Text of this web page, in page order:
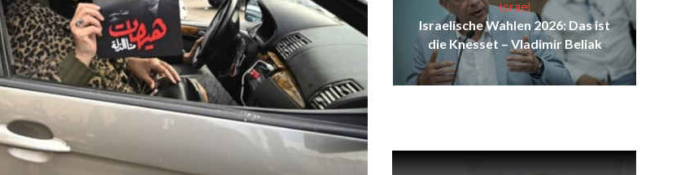
2026: Das ist
Abutbul
Jenseits des Schlachtfelds:
Israelische Initiativen helfen
Soldaten beim Übergang ins zivile
Leben
Israel
Israelische Wahlen 2026: Das ist
die Knesset – Vladimir Beliak